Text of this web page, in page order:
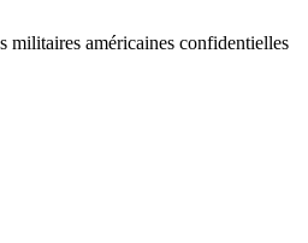
militaires américaines confidentielles